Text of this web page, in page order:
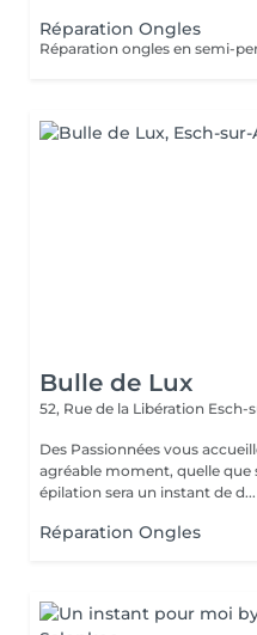
Réparation Ongles
Bulle de Lux
52, Rue de la Libération Esch-
Des Passionnées vous
agréable moment, quelle
épilation sera un instant de d...
Réparation Ongles